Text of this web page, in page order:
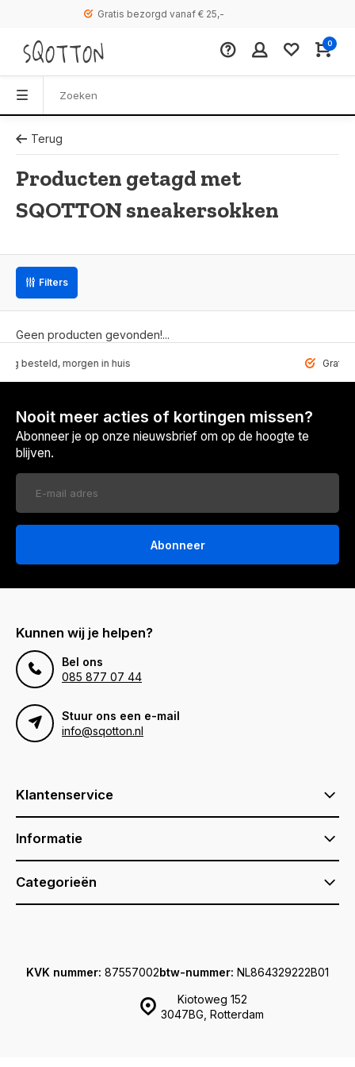
Gratis bezorgd vanaf € 25,-
0
Terug
Producten getagd met
SQOTTON sneakersokken
Filters
Geen producten gevonden!...
morgen in huis Gratis
Nooit meer acties of kortingen missen?
Abonneer je op onze nieuwsbrief om op de hoogte te
blijven.
Abonneer
Kunnen wij je helpen?
Bel ons
085 877 07 44
Stuur ons een e-mail
info@sqotton.nl
Klantenservice
Informatie
Categorieën
Kiotoweg 152
3047BG, Rotterdam
KVK nummer: 87557002btw-nummer: NL864329222B01